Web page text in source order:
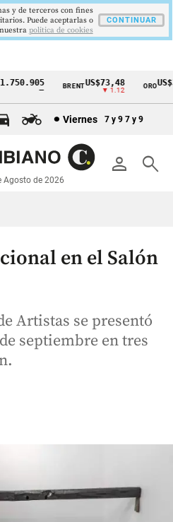
BRENTUS$73,48
▼ 1.12
ORO
Viernes 7 y 9 7 y 9
person search
Agosto de 2026
en el Salón
Artistas se presentó
septiembre en tres
y de terceros con fines
Puede aceptarlas o
politica de cookies
CONTINUAR